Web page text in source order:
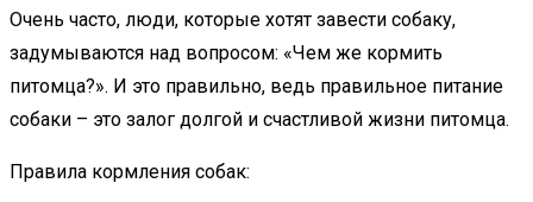
Очень часто, люди, которые хотят завести собаку,
задумываются над вопросом: «Чем же кормить
питомца?». И это правильно, ведь правильное питание
собаки – это залог долгой и счастливой жизни питомца.
Правила кормления собак: